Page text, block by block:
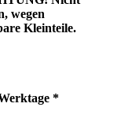
wegen
Kleinteile.
*